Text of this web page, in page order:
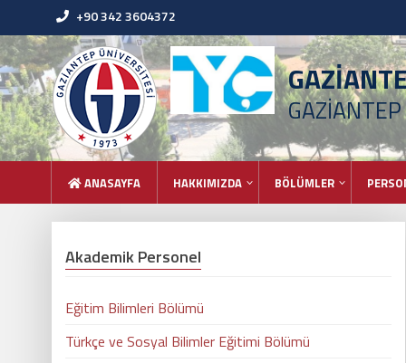
+90 342 3604372
ANASAYFA HAKKIMIZDA BÖLÜMLER
Akademik Personel
Eğitim Bilimleri Bölümü
Türkçe ve Sosyal Bilimler Eğitimi Bölümü